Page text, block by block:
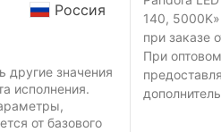
Россия
другие значения
исполнения.
от базового
140,
при заказе
При